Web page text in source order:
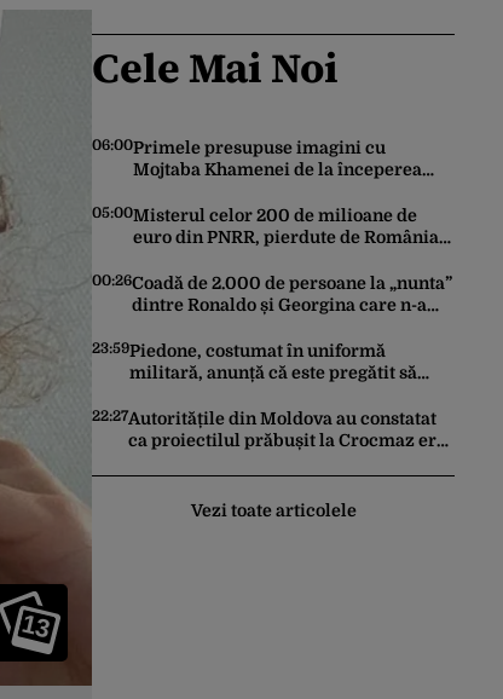
13
Cele Mai Noi
06:00Primele presupuse imagini cu
Mojtaba Khamenei de la începerea
agenție de știri de stat din Iran
05:00Misterul celor 200 de milioane de
euro din PNRR, pierdute de România
Gheorghiu. Ultima hotărâre de guvern
ar încerca să repare greșeala
00:26Coadă de 2.000 de persoane la „nunta”
dintre Ronaldo și Georgina care n-a
iubitei sale pe social media
23:59Piedone, costumat în uniformă
militară, anunță că este pregătit să
întors boomerangul”
22:27Autoritățile din Moldova au constatat
ca proiectilul prăbușit la Crocmaz era
Vezi toate articolele